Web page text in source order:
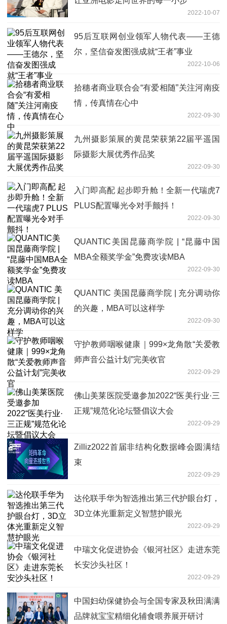
2022-10-07
95后互联网创业领军人物代表——王德
尔，坚信奋发图强成就“王者”事业
2022-10-06
拾穗者商业联合会“有爱相随”关注河南疫
情，传真情在心中
2022-09-30
九州摄影策展的黄昆荣获第22届平遥国
际摄影大展优秀作品奖
2022-09-30
入门即高配 起步即升舱！全新一代瑞虎7
PLUS配置曝光令对手颤抖！
2022-09-30
QUANTIC美国昆藤商学院 | “昆藤中国
MBA全额奖学金”免费攻读MBA
2022-09-30
QUANTIC 美国昆藤商学院 | 充分调动你
的兴趣，MBA可以这样学
2022-09-30
守护教师咽喉健康｜999×龙角散“关爱教
师声音公益计划”完美收官
2022-09-29
佛山美莱医院受邀参加2022“医美行业·三
正规”规范化论坛暨倡议大会
2022-09-29
Zilliz2022首届非结构化数据峰会圆满结
束
2022-09-29
达伦联手华为智选推出第三代护眼台灯，
3D立体光重新定义智慧护眼光
2022-09-29
中瑞文化促进协会《银河社区》走进东莞
长安沙头社区！
2022-09-29
中国妇幼保健协会与全国专家及秋田满满
品牌就宝宝精细化辅食喂养展开研讨